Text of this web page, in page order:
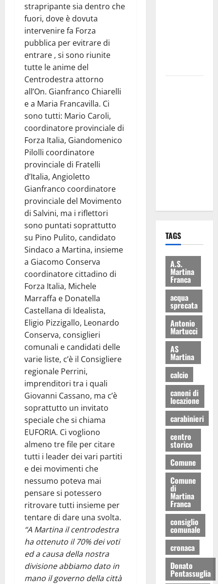
strapripante sia dentro che
fuori, dove è dovuta
intervenire fa Forza
pubblica per evitrare di
entrare , si sono riunite
tutte le anime del
Centrodestra attorno
all’On. Gianfranco Chiarelli
e a Maria Francavilla. Ci
sono tutti: Mario Caroli,
coordinatore provinciale di
Forza Italia, Giandomenico
Pilolli coordinatore
provinciale di Fratelli
d’Italia, Angioletto
Gianfranco coordinatore
provinciale del Movimento
di Salvini, ma i riflettori
sono puntati soprattutto
su Pino Pulito, candidato
Sindaco a Martina, insieme
a Giacomo Conserva
coordinatore cittadino di
Forza Italia, Michele
Marraffa e Donatella
Castellana di Idealista,
Eligio Pizzigallo, Leonardo
Conserva, consiglieri
comunali e candidati delle
varie liste, c’è il Consigliere
regionale Perrini,
imprenditori tra i quali
Giovanni Cassano, ma c’è
soprattutto un invitato
speciale che si chiama
EUFORIA. Ci vogliono
almeno tre file per citare
tutti i leader dei vari partiti
e dei movimenti che
nessumo poteva mai
pensare si potessero
ritrovare tutti insieme per
tentare di dare una svolta.
“A Martina il centrodestra
ha ottenuto il 70% dei voti
ed a causa della nostra
divisione abbiamo dato in
mano il governo della città
TAGS
A.S.
Martina
Franca
acqua
sprecata
Antonio
Martucci
AS
Martina
calcio
canoni di
locazione
carabinieri
centro
storico
Comune
Comune
di
Martina
Franca
consiglio
comunale
cronaca
Donato
Pentassuglia